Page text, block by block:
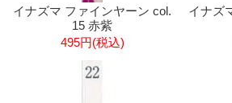
イナズマ ファインヤーン col.
15 赤紫
495円(税込)
イナズ